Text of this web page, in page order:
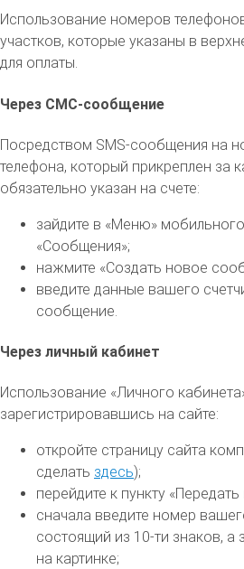
Использование номеров
участков, которые указаны в
для оплаты.
Через СМС-сообщение
Посредством SMS-сообщения на
телефона, который прикреплен за
обязательно указан на счете:
зайдите в «Меню»
«Сообщения»;
нажмите «Создать новое
введите данные вашего
сообщение.
Через личный кабинет
Использование «Личного
зарегистрировавшись на сайте:
откройте страницу сайта
сделать здесь);
перейдите к пункту «Передать
сначала введите номер
состоящий из 10-ти знаков, а
на картинке;